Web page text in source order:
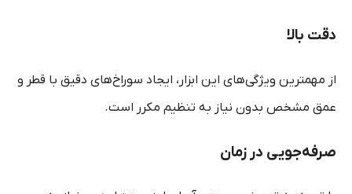
دقت بالا
از مهمترین ویژگی‌های این ابزار، ایجاد سوراخ‌های دقیق با قطر و
عمق مشخص بدون نیاز به تنظیم مکرر است.
صرفه‌جویی در زمان